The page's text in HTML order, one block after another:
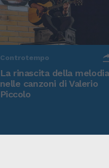
Controtempo
La rinascita della melodia
nelle canzoni di Valerio
Piccolo